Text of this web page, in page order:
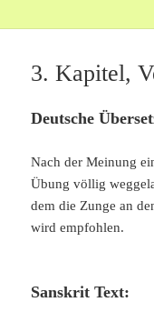
3. Kapitel,
Deutsche
Nach der Meinung
Übung völlig
dem die Zunge an
wird empfohlen.
Sanskrit Text: